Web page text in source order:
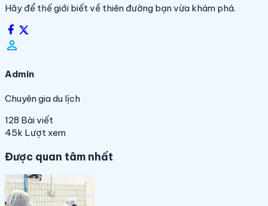
Hãy để thế giới biết về thiên đường bạn vừa khám phá.
person_filled
Admin
Chuyên gia du lịch
128 Bài viết
45k Lượt xem
Được quan tâm nhất